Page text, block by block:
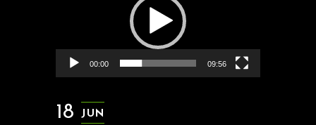
00:00 09:56
18 JUN